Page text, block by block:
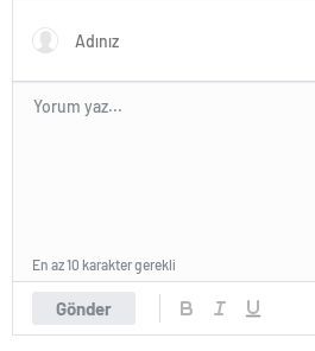
Gönder
En az 10 karakter gerekli